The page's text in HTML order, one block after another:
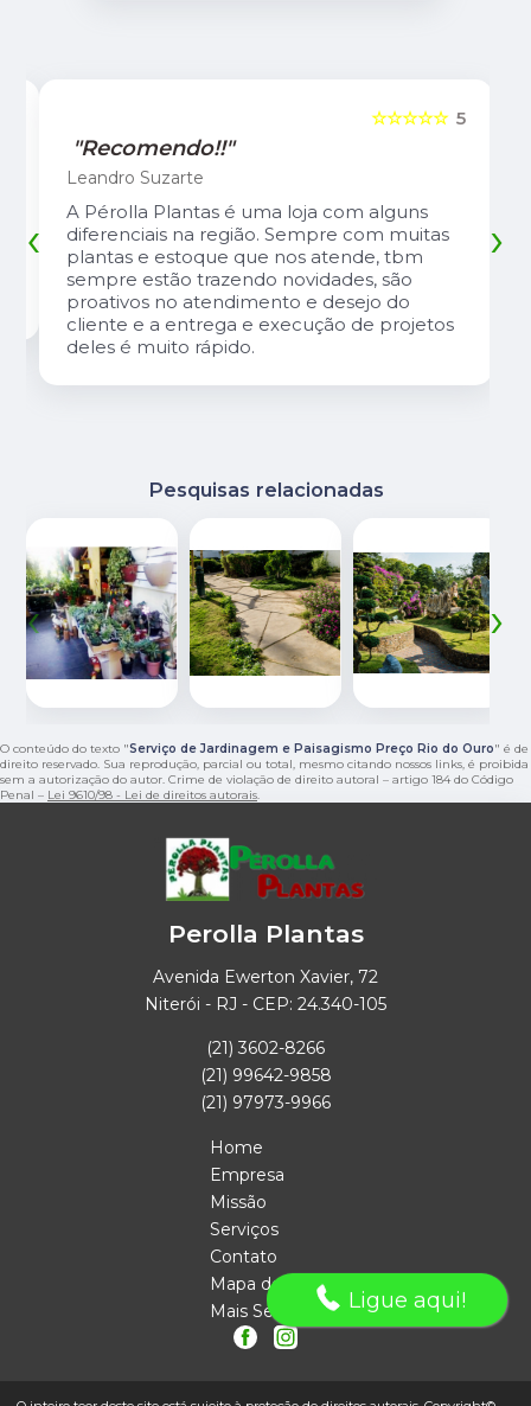
5
☆☆☆☆☆
"Recomendo!!"
Leandro Suzarte
A Pérolla Plantas é uma loja com alguns
diferenciais na região. Sempre com muitas
plantas e estoque que nos atende, tbm
sempre estão trazendo novidades, são
proativos no atendimento e desejo do
cliente e a entrega e execução de projetos
deles é muito rápido.
‹ ›
Pesquisas relacionadas
‹ ›
O conteúdo do texto "Serviço de Jardinagem e Paisagismo Preço Rio do Ouro" é de
direito reservado. Sua reprodução, parcial ou total, mesmo citando nossos links, é proibida
sem a autorização do autor. Crime de violação de direito autoral – artigo 184 do Código
Penal – Lei 9610/98 - Lei de direitos autorais.
Perolla Plantas
Avenida Ewerton Xavier, 72
Niterói - RJ - CEP: 24.340-105
(21) 3602-8266
(21) 99642-9858
(21) 97973-9966
Home
Empresa
Missão
Serviços
Contato
Mapa do site
Mais Serviços
Ligue aqui!